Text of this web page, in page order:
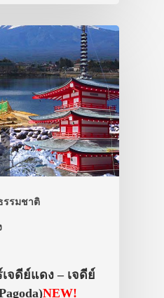
รรมชาติ
จดีย์แดง – เจดีย์
NEW!